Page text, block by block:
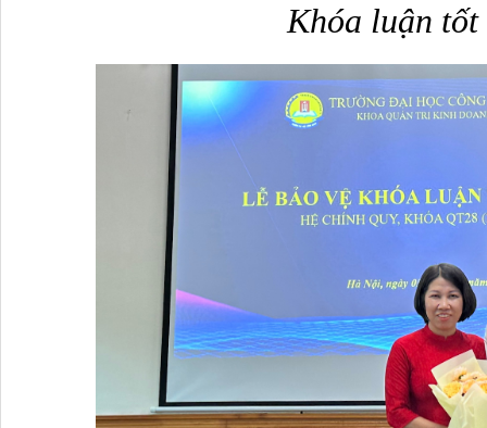
Khóa luận tốt